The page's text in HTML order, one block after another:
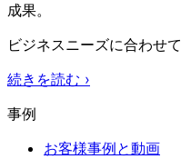
成果。
ビジネスニーズに合わせ
続きを読む ›
事例
お客様事例と動画